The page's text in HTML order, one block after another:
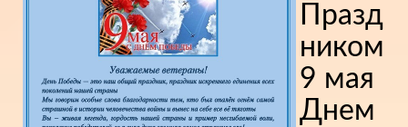
Празд
ником
9 мая
Днем